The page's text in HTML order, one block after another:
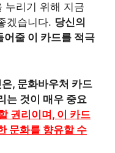
누리기 위해 지금
겠습니다. 당신의
어줄 이 카드를 적극
, 문화바우처 카드
는 것이 매우 중요
권리이며, 이 카드
문화를 향유할 수